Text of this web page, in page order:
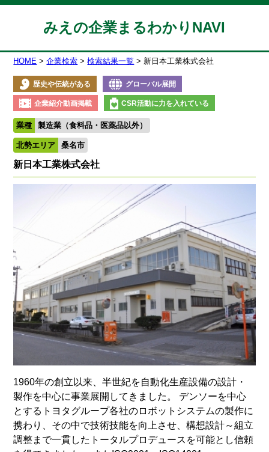
みえの企業まるわかりNAVI
HOME 企業検索 検索結果一覧 新日本工業株式会社
歴史や伝統がある グローバル展開
企業紹介動画掲載 CSR活動に力を入れている
業種 製造業（食料品・医薬品以外）
北勢エリア 桑名市
新日本工業株式会社
1960年の創立以来、半世紀を自動化生産設備の設計・
製作を中心に事業展開してきました。 デンソーを中心
とするトヨタグループ各社のロボットシステムの製作に
携わり、その中で技術技能を向上させ、構想設計～組立
調整まで一貫したトータルプロデュースを可能とし信頼